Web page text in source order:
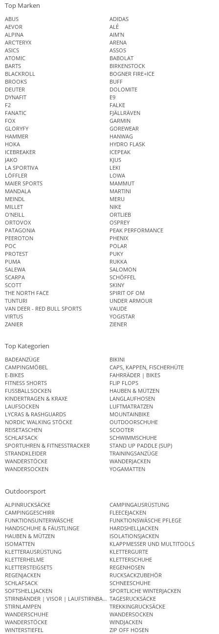
Top Marken
ABUS
ADIDAS
AEVOR
ALÉ
ALPINA
AIM'N
ARC'TERYX
ARENA
ASICS
ASSOS
ATOMIC
BABOLAT
BARTS
BIRKENSTOCK
BLACKROLL
BOGNER FIRE+ICE
BROOKS
BUFF
DEUTER
DOLOMITE
DYNAFIT
E9
F2
FALKE
FANATIC
FJÄLLRÄVEN
FOX
GARMIN
GLORYFY
GOREWEAR
HAMMER
HANWAG
HOKA
HYDRO FLASK
ICEBREAKER
ICEPEAK
JAKO
KJUS
LA SPORTIVA
LEKI
LÖFFLER
LOWA
MAIER SPORTS
MAMMUT
MANDALA
MARTINI
MEINDL
MERU
MILLET
NIKE
O'NEILL
ORTLIEB
ORTOVOX
OSPREY
PATAGONIA
PEAK PERFORMANCE
PEEROTON
PHENIX
POC
POLAR
PROTEST
PUKY
PUMA
RUKKA
SALEWA
SALOMON
SCARPA
SCHÖFFEL
SCOTT
SKINY
THE NORTH FACE
SPIRIT OF OM
TUNTURI
UNDER ARMOUR
VAN DEER - RED BULL SPORTS
VAUDE
VIRTUS
YOGISTAR
ZANIER
ZIENER
Top Kategorien
BADEANZÜGE
BIKINI
CAMPINGMÖBEL
CAPS, KAPPEN, FISCHERHÜTE
E-BIKES
FAHRRÄDER | BIKES
FITNESS SHORTS
FLIP FLOPS
FUSSBALLSOCKEN
HAUBEN & MÜTZEN
KINDERTRAGEN & KRAXE
LANGLAUFHOSEN
LAUFSOCKEN
LUFTMATRATZEN
LYCRAS & RASHGUARDS
MOUNTAINBIKE
NORDIC WALKING STÖCKE
OUTDOORSCHUHE
REISETASCHEN
SCOOTER
SCHLAFSACK
SCHWIMMSCHUHE
SPORTUHREN & FITNESSTRACKER
STAND UP PADDLE (SUP)
STRANDKLEIDER
TRAININGSANZÜGE
WANDERSTÖCKE
WANDERJACKEN
WANDERSOCKEN
YOGAMATTEN
Outdoorsport
ALPINRUCKSÄCKE
CAMPINGAUSRÜSTUNG
CAMPINGGESCHIRR
FLEECEJACKEN
FUNKTIONSUNTERWÄSCHE
FUNKTIONSWÄSCHE PFLEGE
HANDSCHUHE & FÄUSTLINGE
HARDSHELLJACKEN
HAUBEN & MÜTZEN
ISOLATIONSJACKEN
ISOMATTEN
KLAPPMESSER UND MULTITOOLS
KLETTERAUSRÜSTUNG
KLETTERGURTE
KLETTERHELME
KLETTERSCHUHE
KLETTERSTEIGSETS
REGENHOSEN
REGENJACKEN
RUCKSACKZUBEHÖR
SCHLAFSACK
SCHNEESCHUHE
SOFTSHELLJACKEN
SPORTLICHE WINTERJACKEN
STIRNBÄNDER | VISOR | LAUFSTIRNBANDTAGESRUCKSÄCKE
STIRNLAMPEN
TREKKINGRUCKSÄCKE
WANDERSCHUHE
WANDERSOCKEN
WANDERSTÖCKE
WINDJACKEN
WINTERSTIEFEL
ZIP OFF HOSEN